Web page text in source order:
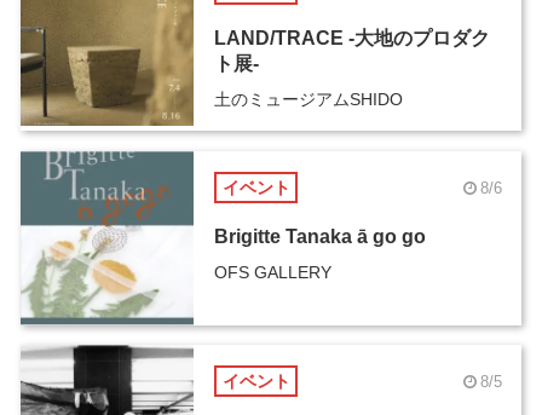
LAND/TRACE -大地のプロダク
ト展-
土のミュージアムSHIDO
イベント 8/6
Brigitte Tanaka ā go go
OFS GALLERY
イベント 8/5